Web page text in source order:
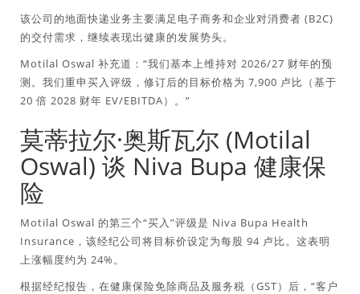
该公司的地面快递业务主要满足电子商务和企业对消费者 (B2C)
的交付需求，继续表现出健康的发展势头。
Motilal Oswal 补充道：“我们基本上维持对 2026/27 财年的预
测。我们重申买入评级，修订后的目标价格为 7,900 卢比（基于
20 倍 2028 财年 EV/EBITDA）。”
莫蒂拉尔·奥斯瓦尔 (Motilal
Oswal) 谈 Niva Bupa 健康保
险
Motilal Oswal 的第三个“买入”评级是 Niva Bupa Health
Insurance，该经纪公司将目标价设定为每股 94 卢比。这表明
上涨幅度约为 24%。
根据经纪报告，在健康保险免除商品及服务税（GST）后，“客户